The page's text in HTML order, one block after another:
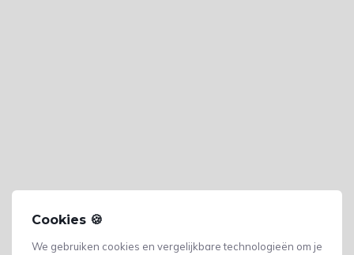
Cookies 🍪
We gebruiken cookies en vergelijkbare technologieën om je